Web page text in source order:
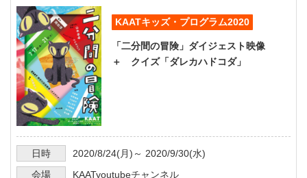
KAATキッズ・プログラム2020
「二分間の冒険」ダイジェスト映像
＋ クイズ「ダレカハドコダ」
日時 2020/8/24(月)～ 2020/9/30(水)
会場
KAATyoutubeチャンネル